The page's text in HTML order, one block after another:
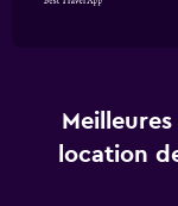
location